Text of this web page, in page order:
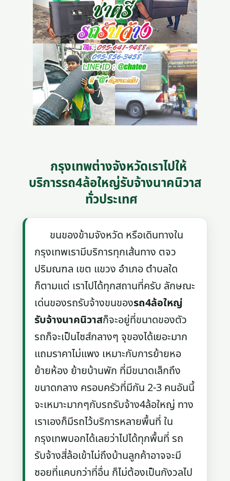
กรุงเทพต่างจังหวัดเราไปให้
บริการรถ4ล้อใหญ่รับจ้างนาคนิวาส
ทั่วประเทศ
ขนของข้ามจังหวัด หรือเดินทางใน
กรุงเทพเรามีบริการทุกเส้นทาง ตจว
ปริมณฑล เขต แขวง อำเภอ ตำบลใด
ก็ตามแต่ เราไปได้ทุกสถานที่ครับ ลักษณะ
เด่นของรถรับจ้างขนของรถ4ล้อใหญ่
รับจ้างนาคนิวาสก็จะอยู่ที่ขนาดของตัว
รถก็จะเป็นไซส์กลางๆ จุของได้เยอะมาก
แถมราคาไม่แพง เหมาะกับการย้ายหอ
ย้ายห้อง ย้ายบ้านพัก ที่มีขนาดเล็กถึง
ขนาดกลาง ครอบครัวที่มีกัน 2-3 คนอันนี้
จะเหมาะมากๆกับรถรับจ้าง4ล้อใหญ่ ทาง
เราเองก็มีรถไว้บริการหลายพื้นที่ ใน
กรุงเทพบอกได้เลยว่าไปได้ทุกพื้นที่ รถ
รับจ้างสี่ล้อเข้าไม่ถึงบ้านลูกค้าอาจจะมี
ซอยที่แคบกว่าที่อื่น ก็ไม่ต้องเป็นกังวลไป